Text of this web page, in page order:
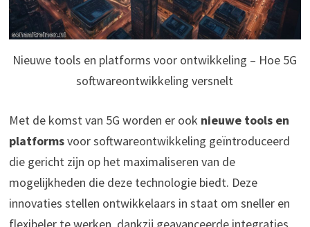
Nieuwe tools en platforms voor ontwikkeling – Hoe 5G
softwareontwikkeling versnelt
Met de komst van 5G worden er ook nieuwe tools en
platformsvoor softwareontwikkeling geïntroduceerd
die gericht zijn op het maximaliseren van de
mogelijkheden die deze technologie biedt. Deze
innovaties stellen ontwikkelaars in staat om sneller en
flexibeler te werken, dankzij geavanceerde integraties